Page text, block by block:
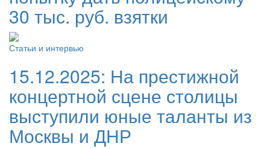
30 тыс. руб. взятки
Статьи и интервью
15.12.2025: На престижной
концертной сцене столицы
выступили юные таланты из
Москвы и ДНР